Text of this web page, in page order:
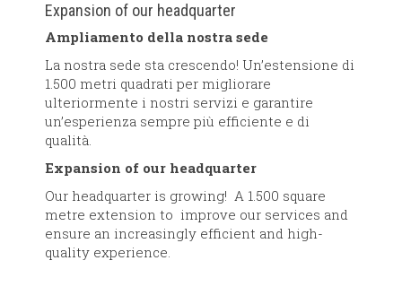
Expansion of our headquarter
Ampliamento della nostra sede
La nostra sede sta crescendo! Un’estensione di
1.500 metri quadrati per migliorare
ulteriormente i nostri servizi e garantire
un’esperienza sempre più efficiente e di
qualità.
Expansion of our headquarter
Our headquarter is growing! A 1.500 square
metre extension to improve our services and
ensure an increasingly efficient and high-
quality experience.